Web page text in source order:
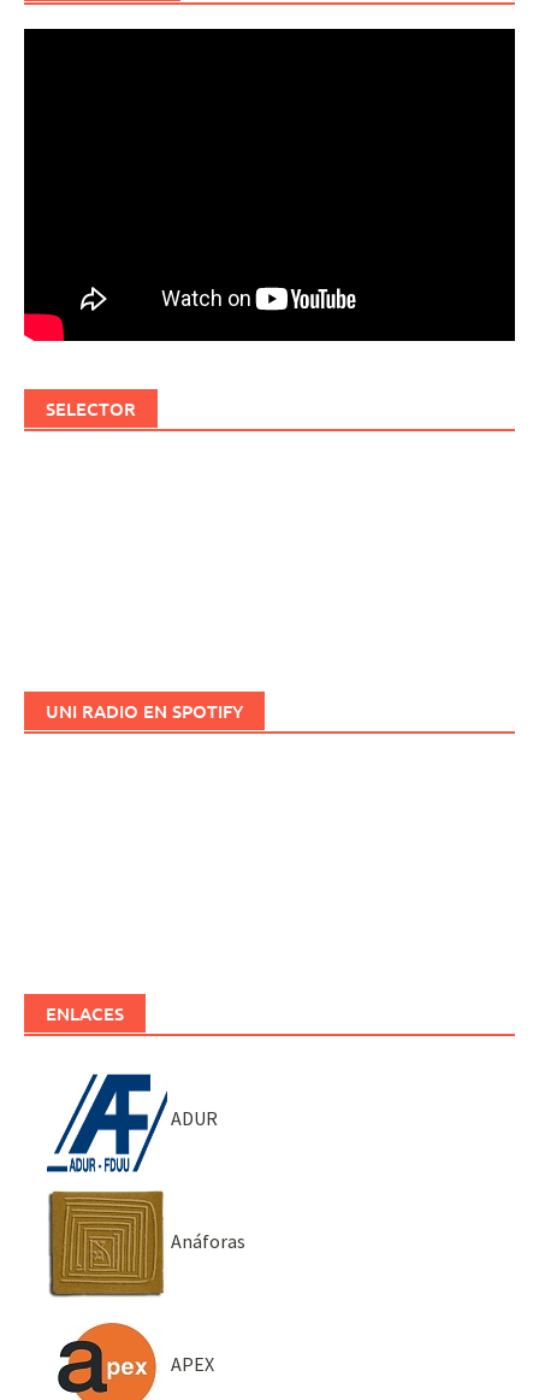
SELECTOR
UNI RADIO EN SPOTIFY
ENLACES
ADUR
Anáforas
APEX